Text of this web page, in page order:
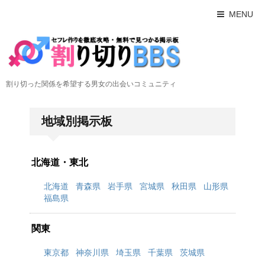
MENU
割り切った関係を希望する男女の出会いコミュニティ
地域別掲示板
北海道・東北
北海道 青森県 岩手県 宮城県 秋田県
山形県
福島県
関東
東京都 神奈川県 埼玉県 千葉県
茨城県